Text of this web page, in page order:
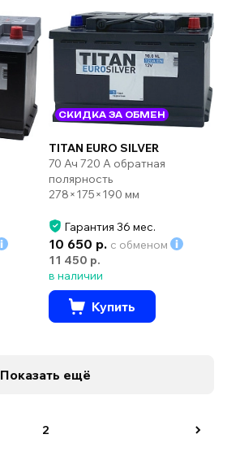
СКИДКА ЗА ОБМЕН
TITAN EURO SILVER
70 Ач 720 А обратная
полярность
278×175×190 мм
Гарантия 36 мес.
10 650 р. с обменом
11 450 р.
в наличии
Купить
Показать ещё
2